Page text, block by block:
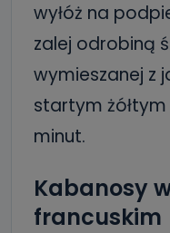
wyłóż na
zalej odrobiną
wymieszanej z
startym żółtym
minut.
Kabanosy
francuskim